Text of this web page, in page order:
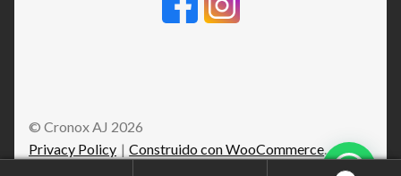
© Cronox AJ 2026
Privacy Policy
Construido con WooCommerce.